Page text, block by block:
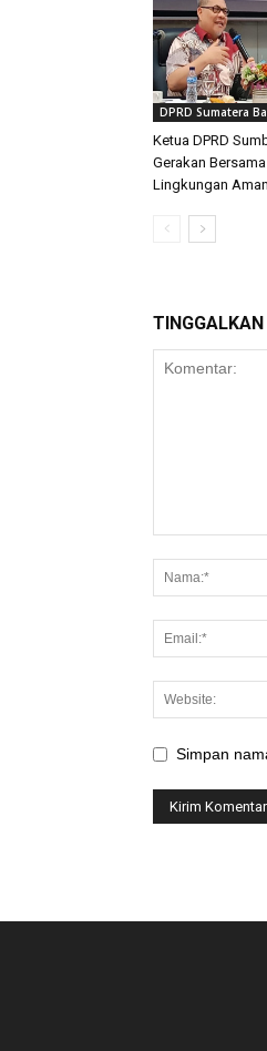
DPRD Sumatera
Ketua DPRD
Gerakan
Lingkungan
Simpan